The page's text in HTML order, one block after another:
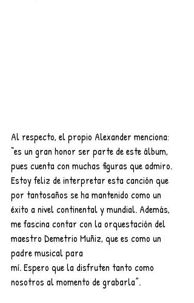
Al respecto, el propio Alexander menciona:
“es un gran honor ser parte de este álbum,
pues cuenta con muchas figuras que admiro.
Estoy feliz de interpretar esta canción que
por tantosaños se ha mantenido como un
éxito a nivel continental y mundial. Además,
me fascina contar con la orquestación del
maestro Demetrio Muñiz, que es como un
padre musical para
mí. Espero que la disfruten tanto como
nosotros al momento de grabarla”.